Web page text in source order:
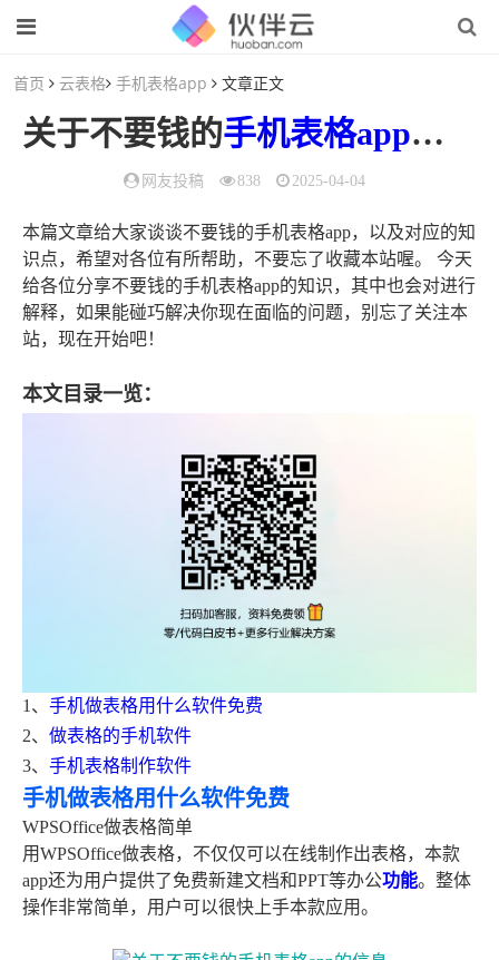
首页 云表格 手机表格app 文章正文
关于不要钱的手机表格app的信
网友投稿 838 2025-04-04
本篇文章给大家谈谈不要钱的手机表格app，以及对应的知
识点，希望对各位有所帮助，不要忘了收藏本站喔。 今天
给各位分享不要钱的手机表格app的知识，其中也会对进行
解释，如果能碰巧解决你现在面临的问题，别忘了关注本
站，现在开始吧！
本文目录一览：
1、 手机做表格用什么软件免费
2、 做表格的手机软件
3、 手机表格制作软件
手机做表格用什么软件免费
WPSOffice做表格简单
用WPSOffice做表格，不仅仅可以在线制作出表格，本款
app还为用户提供了免费新建文档和PPT等办公功能。整体
操作非常简单，用户可以很快上手本款应用。